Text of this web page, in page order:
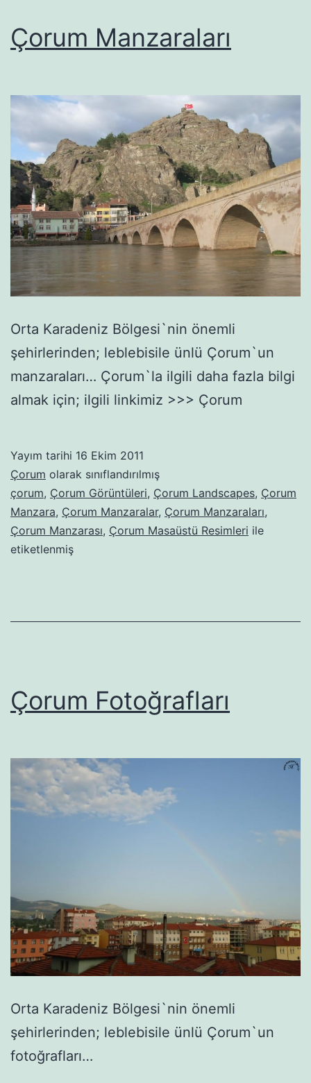
Çorum Manzaraları
Orta Karadeniz Bölgesi`nin önemli
şehirlerinden; leblebisile ünlü Çorum`un
manzaraları… Çorum`la ilgili daha fazla bilgi
almak için; ilgili linkimiz >>> Çorum
Yayım tarihi 16 Ekim 2011
Çorum olarak sınıflandırılmış
çorum, Çorum Görüntüleri, Çorum Landscapes, Çorum
Manzara, Çorum Manzaralar, Çorum Manzaraları,
Çorum Manzarası, Çorum Masaüstü Resimleri ile
etiketlenmiş
Çorum Fotoğrafları
Orta Karadeniz Bölgesi`nin önemli
şehirlerinden; leblebisile ünlü Çorum`un
fotoğrafları…